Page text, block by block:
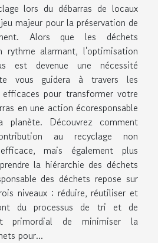
lors du débarras de locaux
majeur pour la préservation de
Alors que les déchets
rythme alarmant, l'optimisation
est devenue une nécessité
vous guidera à travers les
pour transformer votre
en une action écoresponsable
planète. Découvrez comment
au recyclage non
mais également plus
la hiérarchie des déchets
des déchets repose sur
niveaux : réduire, réutiliser et
du processus de tri et de
primordial de minimiser la
pour...